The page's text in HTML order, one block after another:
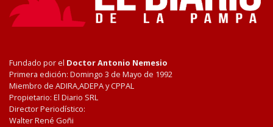
Fundado por el Doctor Antonio Nemesio
Primera edición: Domingo 3 de Mayo de 1992
Miembro de ADIRA,ADEPA y CPPAL
Propietario: El Diario SRL
Director Periodístico:
Walter René Goñi